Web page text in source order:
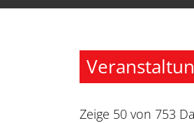
Zeige 50 von 753